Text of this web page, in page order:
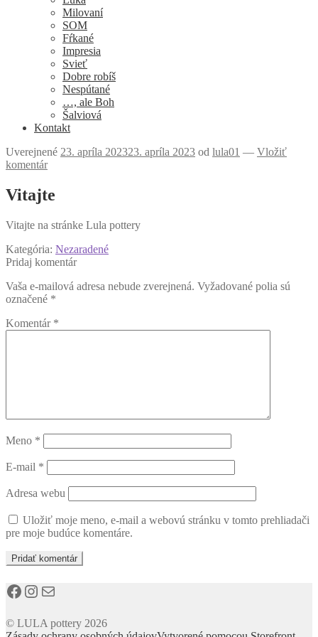
Milovaní
SOM
Fŕkané
Impresia
Svieť
Dobre robíš
Nespútané
…, ale Boh
Šalviová
Kontakt
Uverejnené 23. apríla 202323. apríla 2023 od lula01 — Vložiť
komentár
Vitajte
Vitajte na stránke Lula pottery
Kategória: Nezaradené
Pridaj komentár
Vaša e-mailová adresa nebude zverejnená. Vyžadované polia sú
označené *
Komentár *
Meno *
E-mail *
Adresa webu
Uložiť moje meno, e-mail a webovú stránku v tomto prehliadači
pre moje budúce komentáre.
Facebook
Instagram
E-mail
© LULA pottery 2026